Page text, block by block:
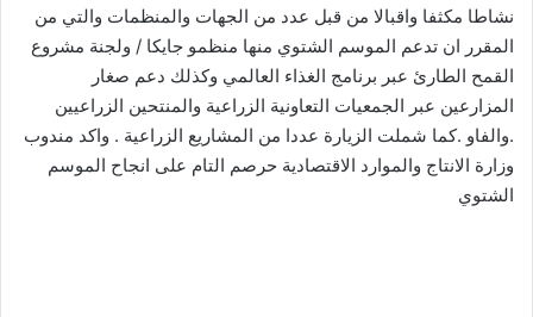
نشاطا مكثفا واقبالا من قبل عدد من الجهات والمنظمات والتي من
المقرر ان تدعم الموسم الشتوي منها منظمو جايكا / ولجنة مشروع
القمح الطارئ عبر برنامج الغذاء العالمي وكذلك دعم صغار
المزارعين عبر الجمعيات التعاونية الزراعية والمنتحين الزراعيين
.والفاو .كما شملت الزيارة عددا من المشاريع الزراعية . واكد مندوب
وزارة الانتاج والموارد الاقتصادية حرصم التام على انجاح الموسم
الشتوي